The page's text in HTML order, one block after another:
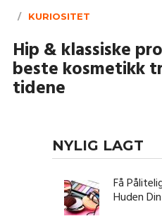
KURIOSITET
Hip & klassiske
beste kosmetikk
tidene
NYLIG LAGT
Få
Huden Din